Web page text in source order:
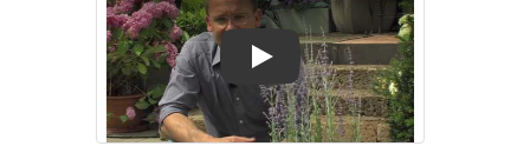
Play